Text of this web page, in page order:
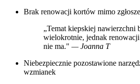
Brak renowacji kortów mimo
„Temat kiepskiej nawierzchni
wielokrotnie, jednak
nie ma." — Joanna T
Niebezpiecznie pozostawione
wzmianek